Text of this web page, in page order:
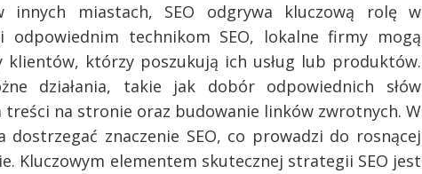
innych miastach, SEO odgrywa kluczową rolę w
odpowiednim technikom SEO, lokalne firmy mogą
klientów, którzy poszukują ich usług lub produktów.
działania, takie jak dobór odpowiednich słów
treści na stronie oraz budowanie linków zwrotnych. W
dostrzegać znaczenie SEO, co prowadzi do rosnącej
Kluczowym elementem skutecznej strategii SEO jest